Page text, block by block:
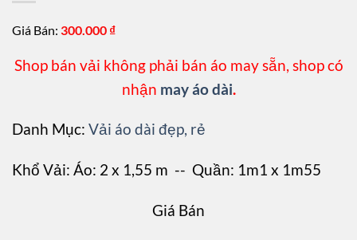
Giá Bán: 300.000 ₫
Shop bán vải không phải bán áo may sẵn, shop có
nhận may áo dài.
Danh Mục: Vải áo dài đẹp, rẻ
Khổ Vải: Áo: 2 x 1,55 m -- Quần: 1m1 x 1m55
Giá Bán